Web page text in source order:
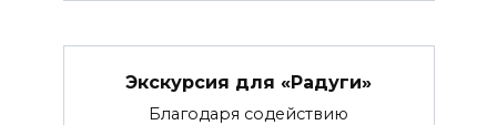
Экскурсия для «Радуги»
Благодаря содействию